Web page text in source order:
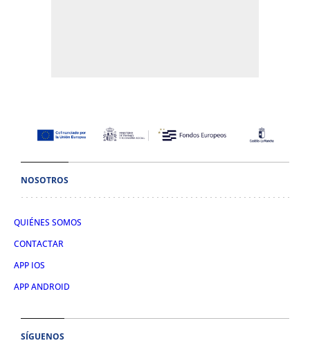
NOSOTROS
QUIÉNES SOMOS
CONTACTAR
APP IOS
APP ANDROID
SÍGUENOS